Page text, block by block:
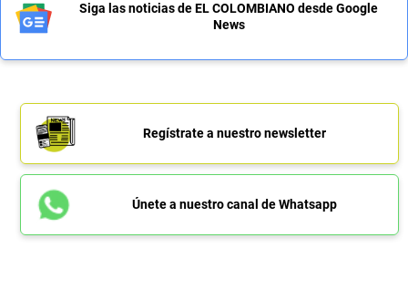
Siga las noticias de EL COLOMBIANO desde Google
News
Regístrate a nuestro newsletter
Únete a nuestro canal de Whatsapp